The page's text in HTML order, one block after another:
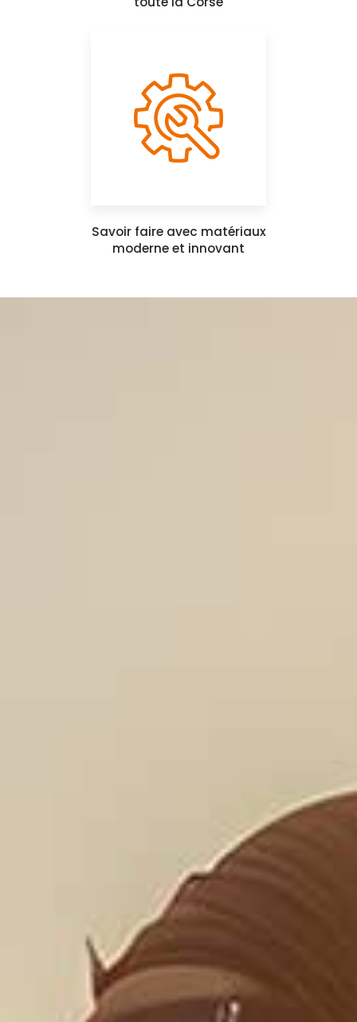
Savoir faire avec matériaux
moderne et innovant